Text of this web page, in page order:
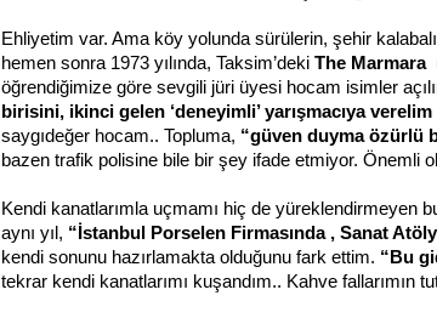
Ehliyetim var. Ama köy yolunda sürülerin, şehir
hemen sonra 1973 yılında, Taksim’dekiThe Marmara
öğrendiğimize göre sevgili jüri üyesi hocam isimler
birisini, ikinci gelen ‘deneyimli’ yarışmacıya verelim
saygıdeğer hocam.. Topluma, “güven duyma özürlü
bazen trafik polisine bile bir şey ifade etmiyor. Önemli
Kendi kanatlarımla uçmamı hiç de yüreklendirmeyen
aynı yıl, “İstanbul Porselen Firmasında , Sanat
kendi sonunu hazırlamakta olduğunu fark ettim. “Bu
tekrar kendi kanatlarımı kuşandım.. Kahve fallarımın